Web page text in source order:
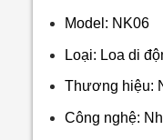
Model: NK06
Loại: Loa di
Thương hiệu:
Công nghệ: